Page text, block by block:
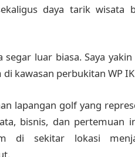
daya tarik wisata
segar luar biasa. Saya
kawasan perbukitan WP
lapangan golf yang
bisnis, dan pertemuan
di sekitar lokasi